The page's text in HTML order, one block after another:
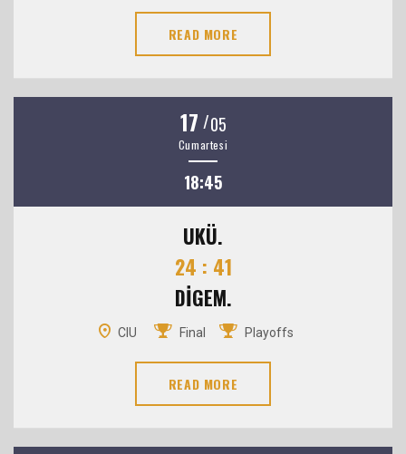
READ MORE
17 /05
Cumartesi
18:45
UKÜ.
24 : 41
DİGEM.
CIU Final Playoffs
READ MORE